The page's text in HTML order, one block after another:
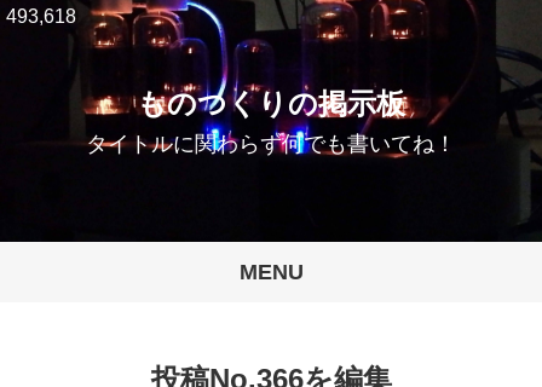
ものつくりの掲示板
タイトルに関わらず何でも書いてね！
MENU
493,618
投稿No.366を編集